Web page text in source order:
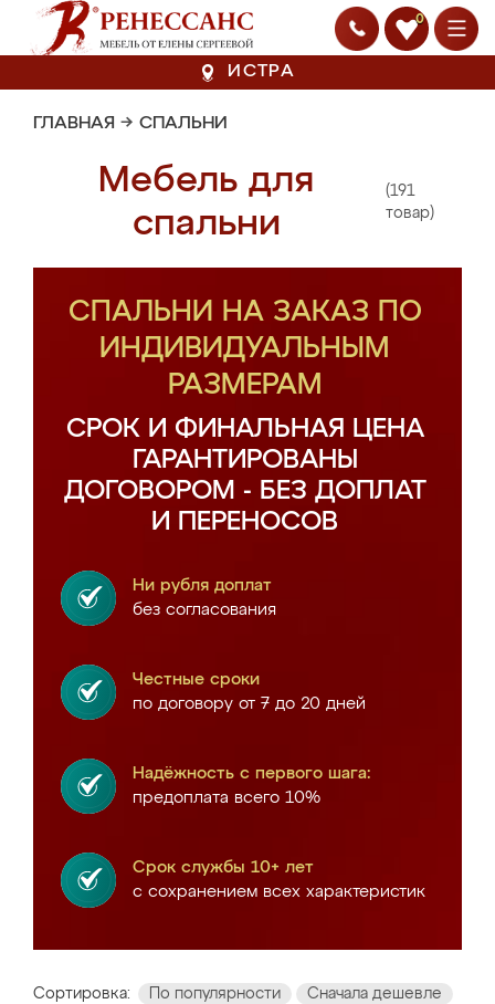
0
ИСТРА
ГЛАВНАЯ → СПАЛЬНИ
Мебель для
спальни
(191
товар)
СПАЛЬНИ НА ЗАКАЗ ПО
ИНДИВИДУАЛЬНЫМ
РАЗМЕРАМ
СРОК И ФИНАЛЬНАЯ ЦЕНА
ГАРАНТИРОВАНЫ
ДОГОВОРОМ - БЕЗ ДОПЛАТ
И ПЕРЕНОСОВ
Ни рубля доплат
без согласования
Честные сроки
по договору от 7 до 20 дней
Надёжность с первого шага:
предоплата всего 10%
Срок службы 10+ лет
с сохранением всех характеристик
Сортировка: По популярности
Сначала дешевле